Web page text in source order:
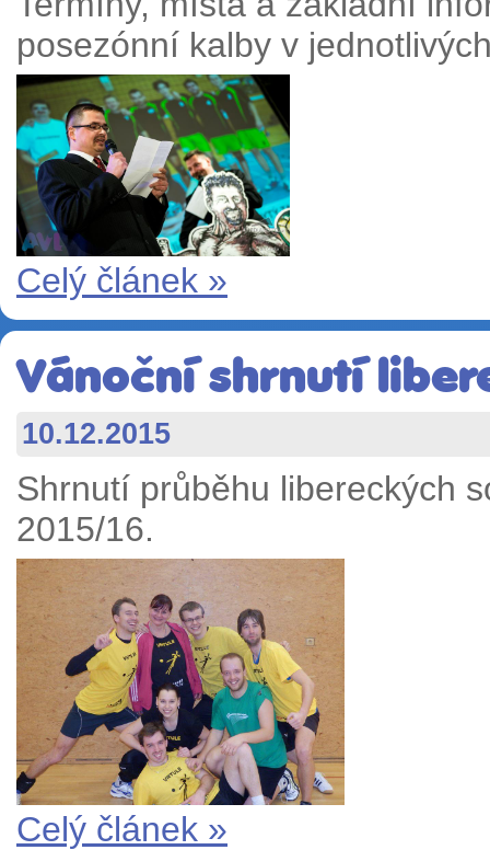
posezónní kalby v
Celý článek »
Vánoční shrnutí
10.12.2015
Shrnutí průběhu libereckých
2015/16.
Celý článek »